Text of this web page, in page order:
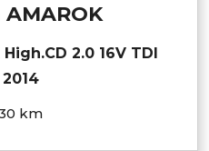
AMAROK
2.0 16V TDI
km